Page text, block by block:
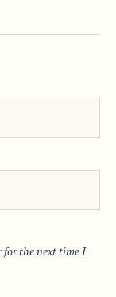
for the next time I